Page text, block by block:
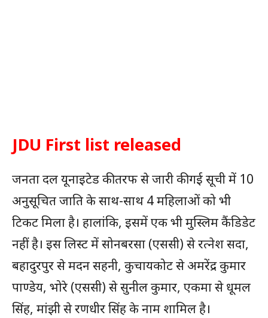
JDU First list released
जनता दल यूनाइटेड की तरफ से जारी की गई सूची में 10
अनुसूचित जाति के साथ-साथ 4 महिलाओं को भी
टिकट मिला है। हालांकि, इसमें एक भी मुस्लिम कैंडिडेट
नहीं है। इस लिस्ट में सोनबरसा (एससी) से रत्नेश सदा,
बहादुरपुर से मदन सहनी, कुचायकोट से अमरेंद्र कुमार
पाण्डेय, भोरे (एससी) से सुनील कुमार, एकमा से धूमल
सिंह, मांझी से रणधीर सिंह के नाम शामिल है।